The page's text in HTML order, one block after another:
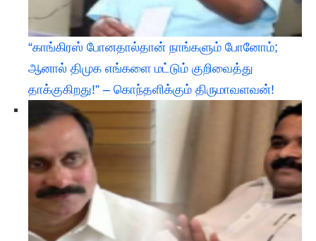
“காங்கிரஸ் போனதால்தான் நாங்களும் போனோம்;
ஆனால் திமுக எங்களை மட்டும் குறிவைத்து
தாக்குகிறது!” – கொந்தளிக்கும் திருமாவளவன்!